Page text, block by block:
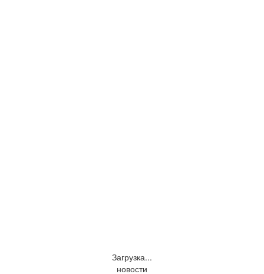
Загрузка...
новости